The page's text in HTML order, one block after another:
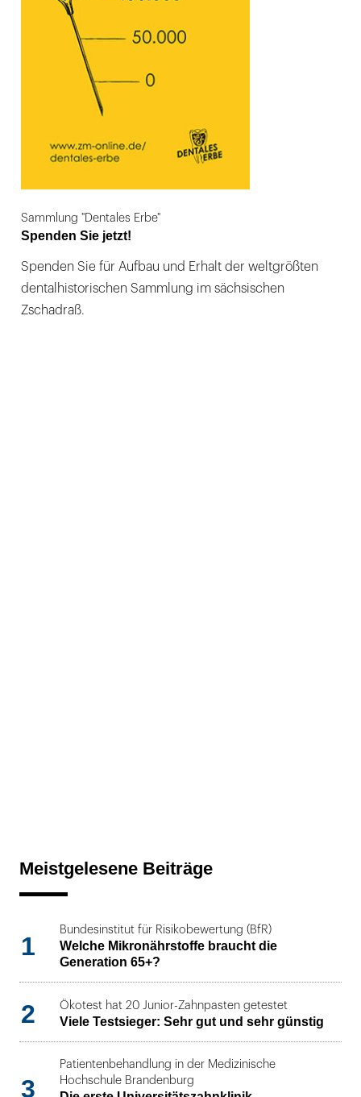
Sammlung "Dentales Erbe"
Spenden Sie jetzt!
Spenden Sie für Aufbau und Erhalt der weltgrößten
dentalhistorischen Sammlung im sächsischen
Zschadraß.
Meistgelesene Beiträge
1
Bundesinstitut für Risikobewertung (BfR)
Welche Mikronährstoffe braucht die
Generation 65+?
2 Ökotest hat 20 Junior-Zahnpasten getestet
Viele Testsieger: Sehr gut und sehr günstig
3
Patientenbehandlung in der Medizinische
Hochschule Brandenburg